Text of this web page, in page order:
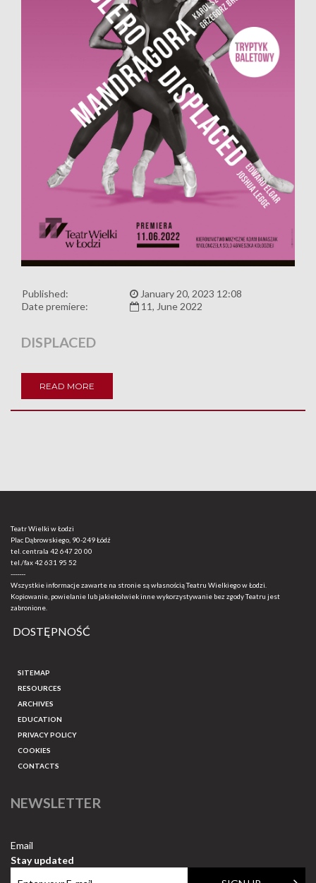
Published:
January 20, 2023 12:08
Date premiere:
11, June 2022
DISPLACED
READ MORE
Teatr Wielki w Łodzi
Plac Dąbrowskiego, 90-249 Łódź
tel. centrala 42 647 20 00
tel./fax42 631 95 52
-------
Wszystkie informacje zawarte na stronie są własnością Teatru Wielkiego w Łodzi.
Kopiowanie, powielanie lub jakiekolwiek inne wykorzystywanie bez zgody Teatru jest
zabronione.
DOSTĘPNOŚĆ
SITEMAP
RESOURCES
ARCHIVES
EDUCATION
PRIVACY POLICY
COOKIES
CONTACTS
NEWSLETTER
Email
Stay updated